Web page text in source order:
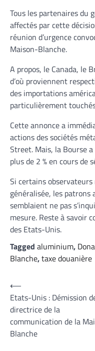
Tous les partenaires du
affectés par cette
réunion d’urgence
Maison-Blanche.
A propos, le Canada, le
d’où proviennent
des importations
particulièrement
Cette annonce a
actions des sociétés
Street. Mais, la Bourse
plus de 2 % en cours de
Si certains
généralisée, les patrons
semblaient ne pas
mesure. Reste à savoir
des Etats-Unis.
Tagged aluminium,
Blanche,taxe douanière
Navigation
de
l’article
⟵
Etats-Unis : Démission
directrice de la
communication de la
Blanche